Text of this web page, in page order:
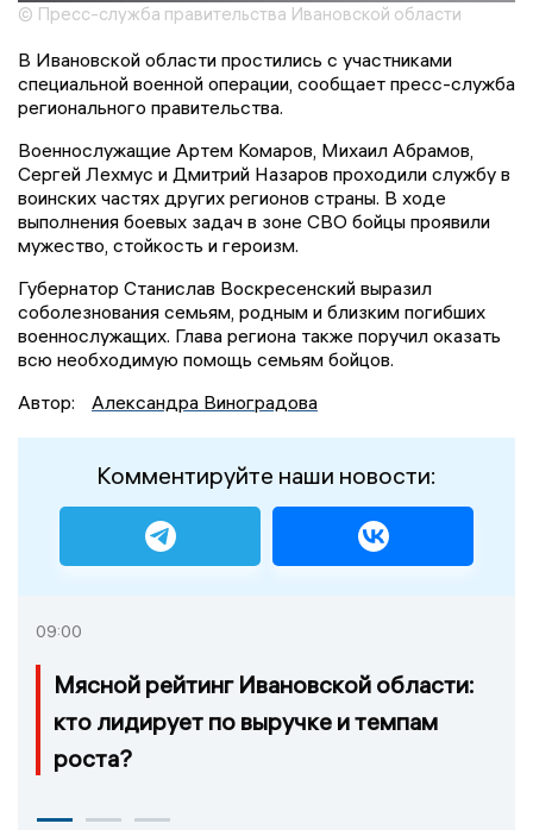
© Пресс-служба правительства Ивановской области
В Ивановской области простились с участниками
специальной военной операции, сообщает пресс-служба
регионального правительства.
Военнослужащие Артем Комаров, Михаил Абрамов,
Сергей Лехмус и Дмитрий Назаров проходили службу в
воинских частях других регионов страны. В ходе
выполнения боевых задач в зоне СВО бойцы проявили
мужество, стойкость и героизм.
Губернатор Станислав Воскресенский выразил
соболезнования семьям, родным и близким погибших
военнослужащих. Глава региона также поручил оказать
всю необходимую помощь семьям бойцов.
Автор:
Александра Виноградова
Комментируйте наши новости:
09:00
Мясной рейтинг Ивановской области:
кто лидирует по выручке и темпам
роста?